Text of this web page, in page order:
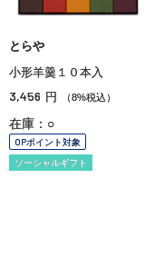
とらや
小形羊羹１０本入
3,456 円 （8%税込）
在庫：○
OPポイント対象
ソーシャルギフト